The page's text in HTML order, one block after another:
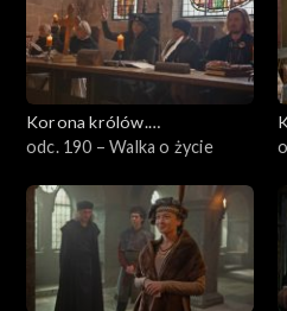
Korona królów.
Jagiellonowie
odc. 190 – Walka o życie